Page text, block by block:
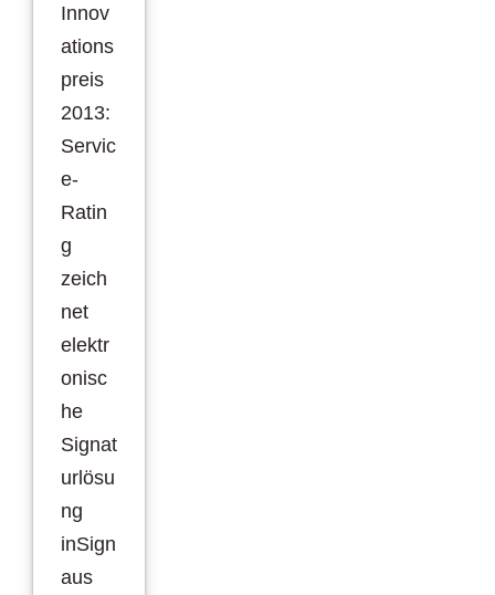
Innov
ations
preis
2013:
Servic
e-
Ratin
g
zeich
net
elektr
onisc
he
Signat
urlösu
ng
inSign
aus